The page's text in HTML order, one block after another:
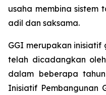
usaha membina sistem
adil dan saksama.
GGI merupakan
telah dicadangkan
dalam beberapa
Inisiatif Pembangunan